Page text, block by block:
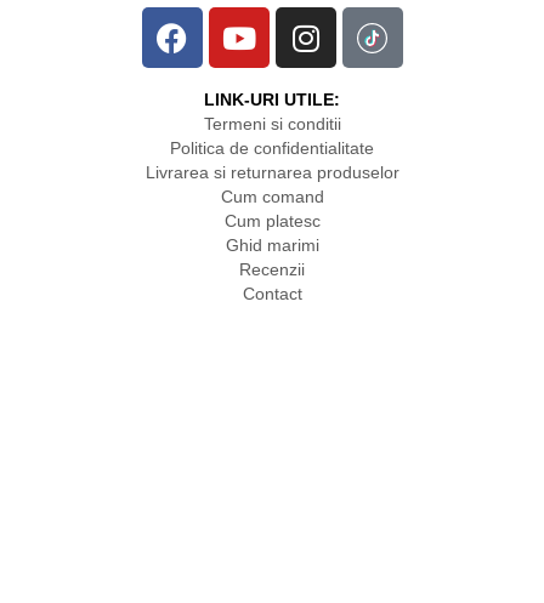
LINK-URI UTILE:
Termeni si conditii
Politica de confidentialitate
Livrarea si returnarea produselor
Cum comand
Cum platesc
Ghid marimi
Recenzii
Contact